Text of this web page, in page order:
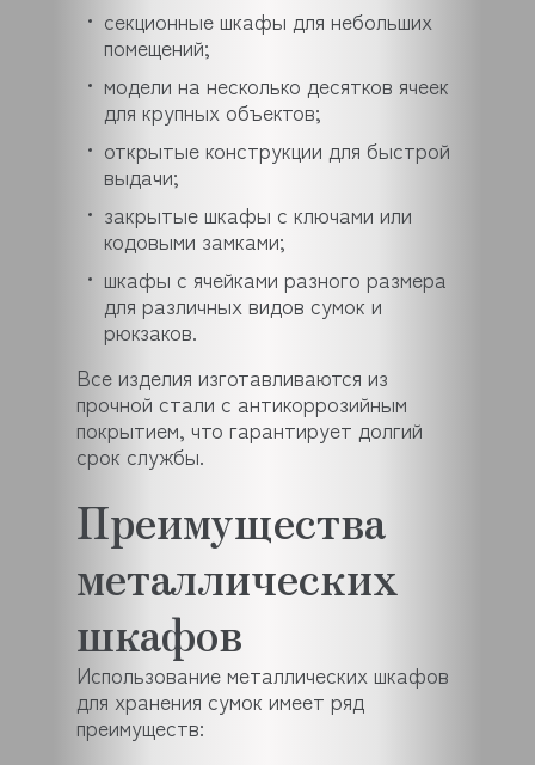
секционные шкафы для небольших
помещений;
модели на несколько десятков ячеек
для крупных объектов;
открытые конструкции для быстрой
выдачи;
закрытые шкафы с ключами или
кодовыми замками;
шкафы с ячейками разного размера
для различных видов сумок и
рюкзаков.
Все изделия изготавливаются из
прочной стали с антикоррозийным
покрытием, что гарантирует долгий
срок службы.
Преимущества
металлических
шкафов
Использование металлических шкафов
для хранения сумок имеет ряд
преимуществ: